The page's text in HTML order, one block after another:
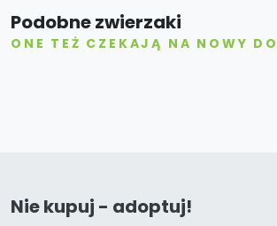
Podobne zwierzaki
ONE TEŻ CZEKAJĄ NA NOWY
Nie kupuj - adoptuj!